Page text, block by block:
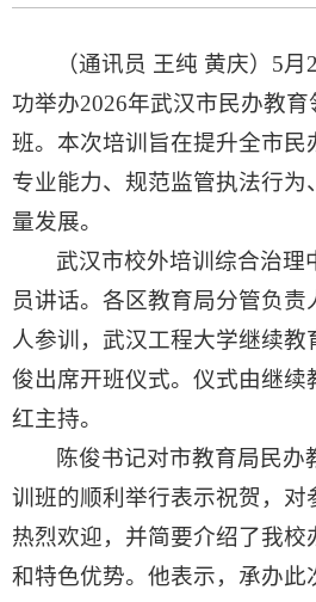
（通讯员 王纯 黄庆）5
功举办2026年武汉市民办教育
班。本次培训旨在提升全市民
专业能力、规范监管执法行为
量发展。
武汉市校外培训综合治理
员讲话。各区教育局分管负责
人参训，武汉工程大学继续教
俊出席开班仪式。仪式由继续
红主持。
陈俊书记对市教育局民办
训班的顺利举行表示祝贺，对
热烈欢迎，并简要介绍了我校
和特色优势。他表示，承办此